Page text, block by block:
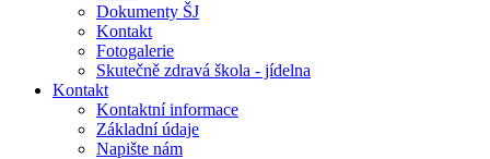
Dokumenty ŠJ
Kontakt
Fotogalerie
Skutečně zdravá škola - jídelna
Kontakt
Kontaktní informace
Základní údaje
Napište nám